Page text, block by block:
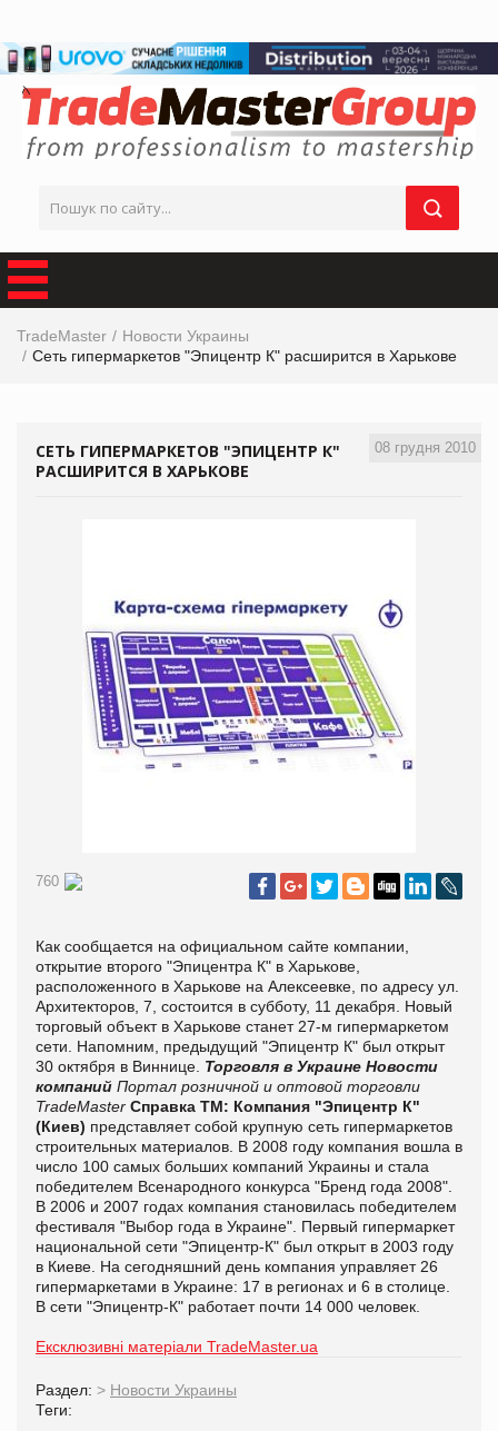
TradeMaster
Новости Украины
Сеть гипермаркетов "Эпицентр К" расширится в Харькове
08 грудня 2010
СЕТЬ ГИПЕРМАРКЕТОВ "ЭПИЦЕНТР К"
РАСШИРИТСЯ В ХАРЬКОВЕ
760
Как сообщается на официальном сайте компании,
открытие второго "Эпицентра К" в Харькове,
расположенного в Харькове на Алексеевке, по адресу ул.
Архитекторов, 7, состоится в субботу, 11 декабря. Новый
торговый объект в Харькове станет 27-м гипермаркетом
сети. Напомним, предыдущий "Эпицентр К" был открыт
30 октября в Виннице. Торговля в Украине Новости
компаний Портал розничной и оптовой торговли
TradeMaster Справка ТМ: Компания "Эпицентр К"
(Киев) представляет собой крупную сеть гипермаркетов
строительных материалов. В 2008 году компания вошла в
число 100 самых больших компаний Украины и стала
победителем Всенародного конкурса "Бренд года 2008".
В 2006 и 2007 годах компания становилась победителем
фестиваля "Выбор года в Украине". Первый гипермаркет
национальной сети "Эпицентр-К" был открыт в 2003 году
в Киеве. На сегодняшний день компания управляет 26
гипермаркетами в Украине: 17 в регионах и 6 в столице.
В сети "Эпицентр-К" работает почти 14 000 человек.
Ексклюзивні матеріали TradeMaster.ua
Раздел: > Новости Украины
Теги: